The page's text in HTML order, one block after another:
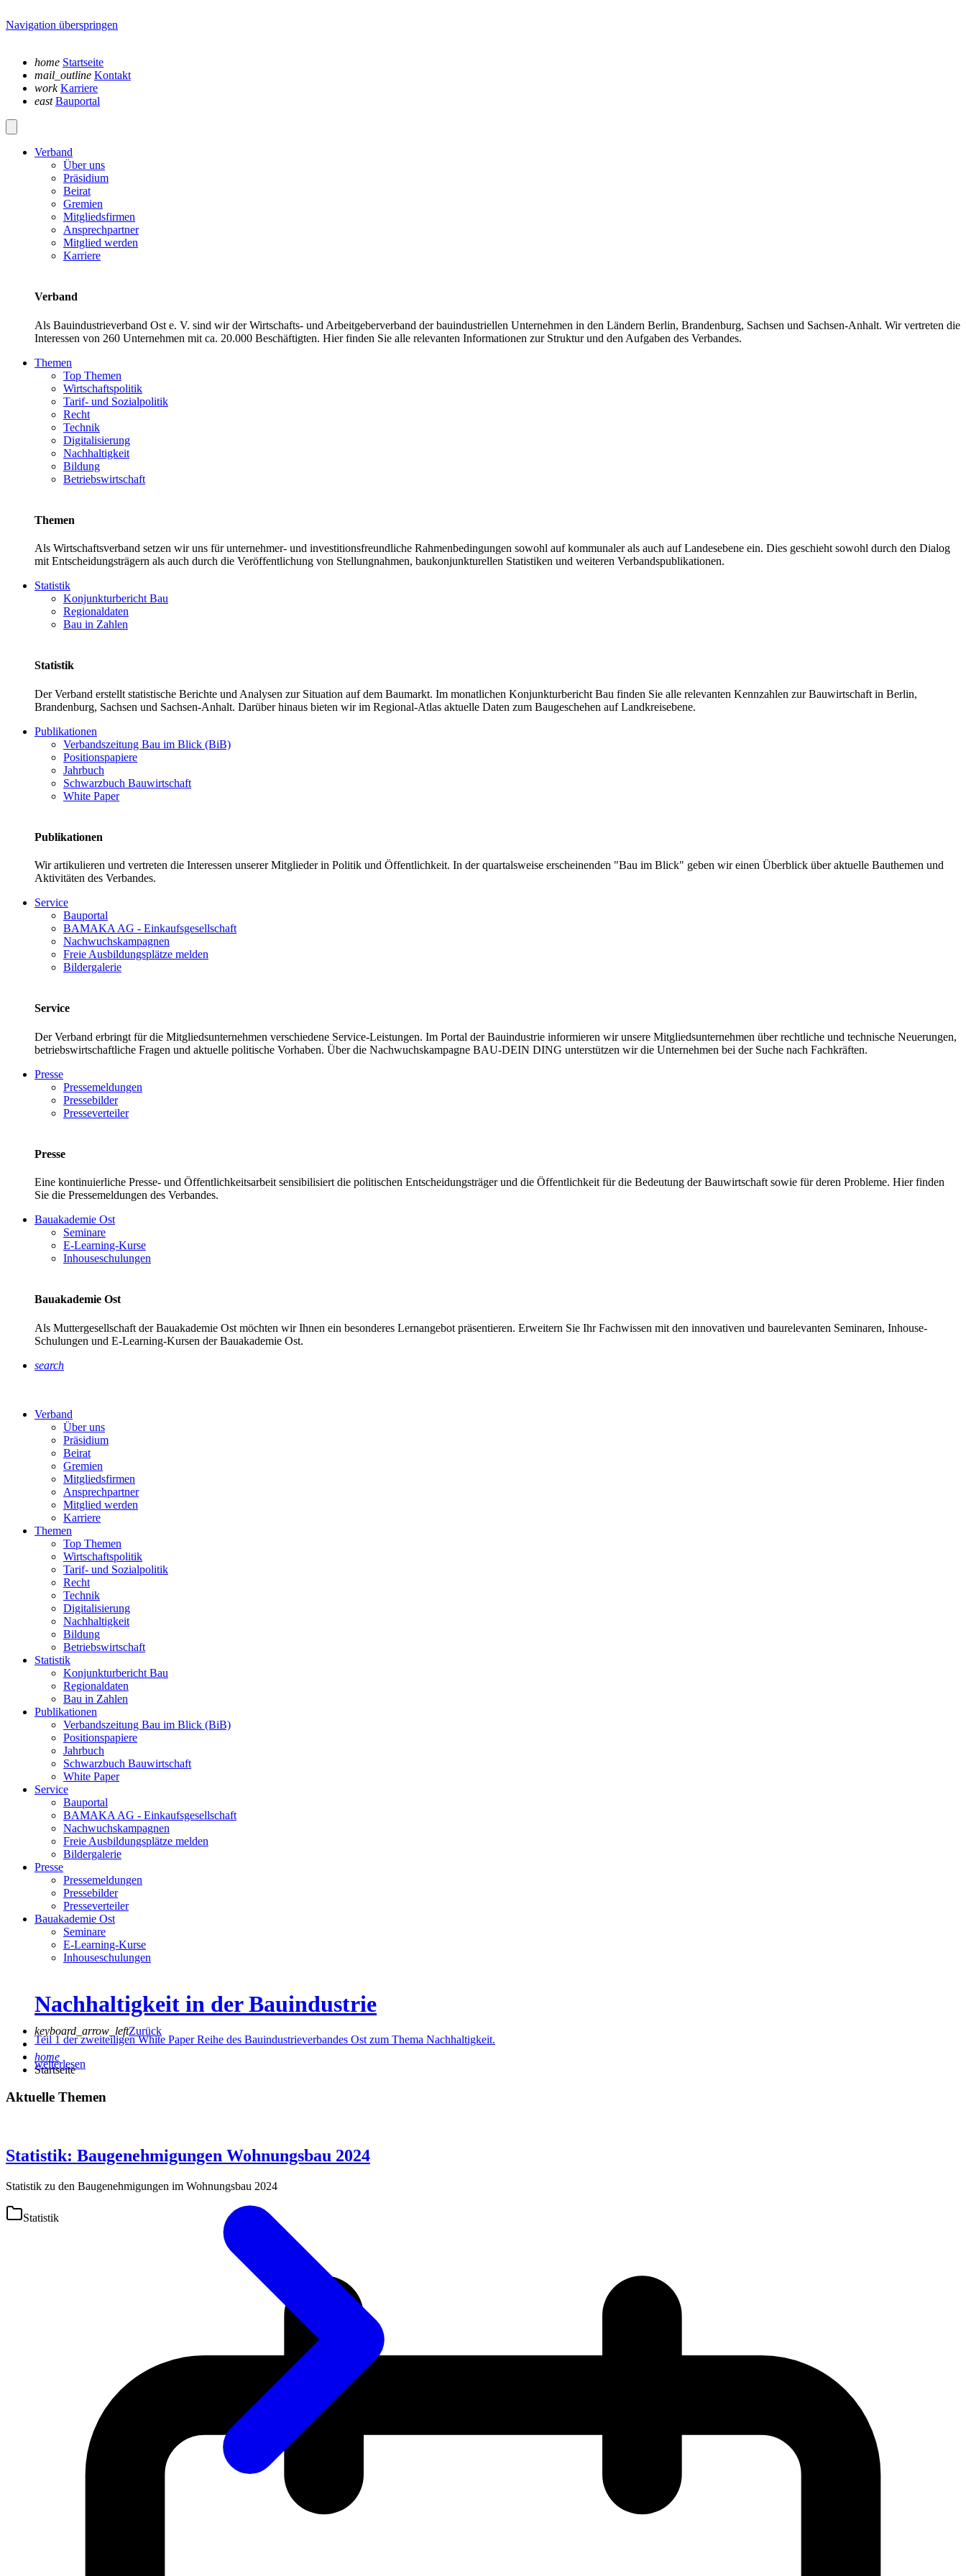
Navigation überspringen
home Startseite
mail_outline Kontakt
work Karriere
east Bauportal
Verband
Über uns
Präsidium
Beirat
Gremien
Mitgliedsfirmen
Ansprechpartner
Mitglied werden
Karriere
Verband
Als Bauindustrieverband Ost e. V. sind wir der Wirtschafts- und Arbeitgeberverband der bauindustriellen Unternehmen in den Ländern Berlin, Brandenburg, Sachsen und Sachsen-Anhalt. Wir vertreten die
Interessen von 260 Unternehmen mit ca. 20.000 Beschäftigten. Hier finden Sie alle relevanten Informationen zur Struktur und den Aufgaben des Verbandes.
Themen
Top Themen
Wirtschaftspolitik
Tarif- und Sozialpolitik
Recht
Technik
Digitalisierung
Nachhaltigkeit
Bildung
Betriebswirtschaft
Themen
Als Wirtschaftsverband setzen wir uns für unternehmer- und investitionsfreundliche Rahmenbedingungen sowohl auf kommunaler als auch auf Landesebene ein. Dies geschieht sowohl durch den Dialog
mit Entscheidungsträgern als auch durch die Veröffentlichung von Stellungnahmen, baukonjunkturellen Statistiken und weiteren Verbandspublikationen.
Statistik
Konjunkturbericht Bau
Regionaldaten
Bau in Zahlen
Statistik
Der Verband erstellt statistische Berichte und Analysen zur Situation auf dem Baumarkt. Im monatlichen Konjunkturbericht Bau finden Sie alle relevanten Kennzahlen zur Bauwirtschaft in Berlin,
Brandenburg, Sachsen und Sachsen-Anhalt. Darüber hinaus bieten wir im Regional-Atlas aktuelle Daten zum Baugeschehen auf Landkreisebene.
Publikationen
Verbandszeitung Bau im Blick (BiB)
Positionspapiere
Jahrbuch
Schwarzbuch Bauwirtschaft
White Paper
Publikationen
Wir artikulieren und vertreten die Interessen unserer Mitglieder in Politik und Öffentlichkeit. In der quartalsweise erscheinenden "Bau im Blick" geben wir einen Überblick über aktuelle Bauthemen und
Aktivitäten des Verbandes.
Service
Bauportal
BAMAKA AG - Einkaufsgesellschaft
Nachwuchskampagnen
Freie Ausbildungsplätze melden
Bildergalerie
Service
Der Verband erbringt für die Mitgliedsunternehmen verschiedene Service-Leistungen. Im Portal der Bauindustrie informieren wir unsere Mitgliedsunternehmen über rechtliche und technische Neuerungen,
betriebswirtschaftliche Fragen und aktuelle politische Vorhaben. Über die Nachwuchskampagne BAU-DEIN DING unterstützen wir die Unternehmen bei der Suche nach Fachkräften.
Presse
Pressemeldungen
Pressebilder
Presseverteiler
Presse
Eine kontinuierliche Presse- und Öffentlichkeitsarbeit sensibilisiert die politischen Entscheidungsträger und die Öffentlichkeit für die Bedeutung der Bauwirtschaft sowie für deren Probleme. Hier finden
Sie die Pressemeldungen des Verbandes.
Bauakademie Ost
Seminare
E-Learning-Kurse
Inhouseschulungen
Bauakademie Ost
Als Muttergesellschaft der Bauakademie Ost möchten wir Ihnen ein besonderes Lernangebot präsentieren. Erweitern Sie Ihr Fachwissen mit den innovativen und baurelevanten Seminaren, Inhouse-
Schulungen und E-Learning-Kursen der Bauakademie Ost.
search
Verband
Über uns
Präsidium
Beirat
Gremien
Mitgliedsfirmen
Ansprechpartner
Mitglied werden
Karriere
Themen
Top Themen
Wirtschaftspolitik
Tarif- und Sozialpolitik
Recht
Technik
Digitalisierung
Nachhaltigkeit
Bildung
Betriebswirtschaft
Statistik
Konjunkturbericht Bau
Regionaldaten
Bau in Zahlen
Publikationen
Verbandszeitung Bau im Blick (BiB)
Positionspapiere
Jahrbuch
Schwarzbuch Bauwirtschaft
White Paper
Service
Bauportal
BAMAKA AG - Einkaufsgesellschaft
Nachwuchskampagnen
Freie Ausbildungsplätze melden
Bildergalerie
Presse
Pressemeldungen
Pressebilder
Presseverteiler
Bauakademie Ost
Seminare
E-Learning-Kurse
Inhouseschulungen
Nachhaltigkeit in der Bauindustrie
Teil 1 der zweiteiligen White Paper Reihe des Bauindustrieverbandes Ost zum Thema Nachhaltigkeit.
weiterlesen
keyboard_arrow_leftZurück
home
Startseite
Aktuelle Themen
Statistik: Baugenehmigungen Wohnungsbau 2024
Statistik zu den Baugenehmigungen im Wohnungsbau 2024
Statistik